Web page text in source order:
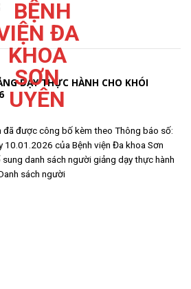
DẠY THỰC HÀNH CHO KHÓI
đã được công bố kèm theo Thông báo số:
10.01.2026 của Bệnh viện Đa khoa Sơn
danh sách người giảng dạy thực hành
sách người